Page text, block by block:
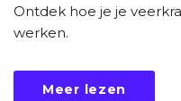
Ontdek hoe je je
werken.
Meer lezen